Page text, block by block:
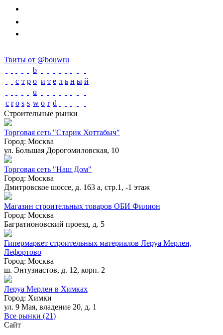
Твиты от @bouwru
b
с т р o и т е л ь н ы й
u
c r o s s w o r d
Строительные рынки
Торговая сеть "Старик Хоттабыч"
Город: Москва
ул. Большая Дорогомиловская, 10
Торговая сеть "Наш Дом"
Город: Москва
Дмитровское шоссе, д. 163 а, стр.1, -1 этаж
Магазин строительных товаров ОБИ Филион
Город: Москва
Багратионовский проезд, д. 5
Гипермаркет строительных материалов Леруа Мерлен,
Лефортово
Город: Москва
ш. Энтузиастов, д. 12, корп. 2
Леруа Мерлен в Химках
Город: Химки
ул. 9 Мая, владение 20, д. 1
Все рынки (21)
Сайт